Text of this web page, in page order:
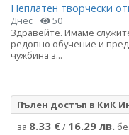
Неплатен творчески
Днес 50
Здравейте. Имаме
редовно обучение и
чужбина з...
Пълен достъп в КиК
за 8.33 €/ 16.29 лв.